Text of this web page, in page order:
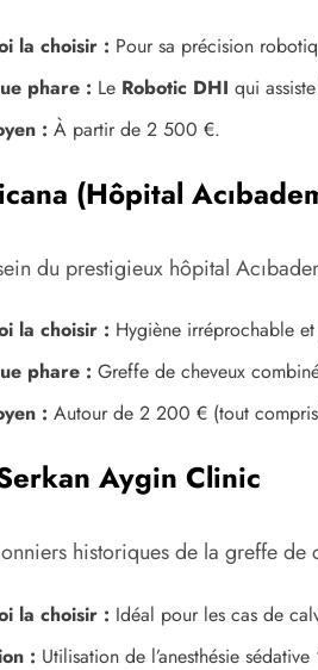
la choisir : Pour sa précision
phare : Le Robotic DHI qui
: À partir de 2 500 €.
(Hôpital
du prestigieux hôpital
la choisir : Hygiène irréprochable
phare : Greffe de cheveux
: Autour de 2 200 € (tout
Aygin Clinic
historiques de la greffe
la choisir : Idéal pour les cas de
: Utilisation de l’anesthésie